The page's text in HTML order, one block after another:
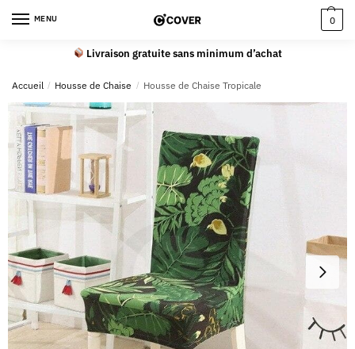
MENU 0
Livraison gratuite sans minimum d’achat
Accueil / Housse de Chaise / Housse de Chaise Tropicale